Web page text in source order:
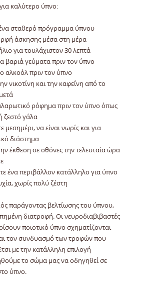
καλύτερο ύπνο:
σταθερό πρόγραμμα ύπνου
άσκησης μέσα στη μέρα
για τουλάχιστον 30 λεπτά
βαριά γεύματα πριν τον ύπνο
αλκοόλ πριν τον ύπνο
νικοτίνη και την καφεΐνη από το
ρόφημα πριν τον ύπνο όπως
ζεστό γάλα
μεσημέρι, να είναι νωρίς και για
διάστημα
έκθεση σε οθόνες την τελευταία ώρα
ένα περιβάλλον κατάλληλο για ύπνο
χωρίς πολύ ζέστη
παράγοντας βελτίωσης του ύπνου,
διατροφή. Οι νευροδιαβιβαστές
ποιοτικό ύπνο σχηματίζονται
τον συνδυασμό των τροφών που
με την κατάλληλη επιλογή
το σώμα μας να οδηγηθεί σε
ύπνο.